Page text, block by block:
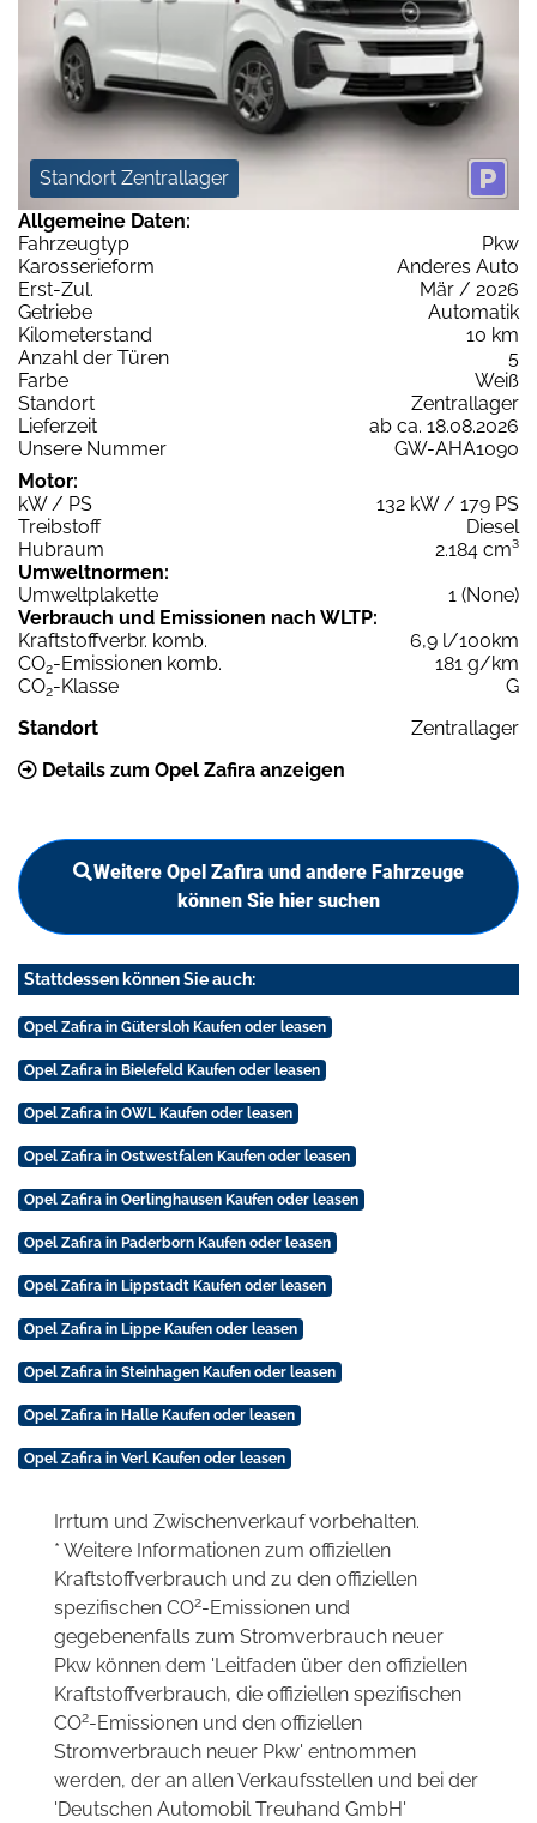
Standort Zentrallager
Allgemeine Daten:
Fahrzeugtyp
Pkw
Karosserieform
Anderes Auto
Erst-Zul.
Mär / 2026
Getriebe
Automatik
Kilometerstand
10 km
Anzahl der Türen
5
Farbe
Weiß
Standort
Zentrallager
Lieferzeit
ab ca. 18.08.2026
Unsere Nummer
GW-AHA1090
Motor:
kW / PS
132 kW / 179 PS
Treibstoff
Diesel
Hubraum
2.184 cm³
Umweltnormen:
Umweltplakette
1 (None)
Verbrauch und Emissionen nach WLTP:
Kraftstoffverbr. komb.
6,9 l/100km
CO2-Emissionen komb.
181 g/km
CO2-Klasse
G
Standort
Zentrallager
Details zum Opel Zafira anzeigen
Weitere Opel Zafira und andere Fahrzeuge
können Sie hier suchen
Stattdessen können Sie auch:
Opel Zafira in Gütersloh Kaufen oder leasen
Opel Zafira in Bielefeld Kaufen oder leasen
Opel Zafira in OWL Kaufen oder leasen
Opel Zafira in Ostwestfalen Kaufen oder leasen
Opel Zafira in Oerlinghausen Kaufen oder leasen
Opel Zafira in Paderborn Kaufen oder leasen
Opel Zafira in Lippstadt Kaufen oder leasen
Opel Zafira in Lippe Kaufen oder leasen
Opel Zafira in Steinhagen Kaufen oder leasen
Opel Zafira in Halle Kaufen oder leasen
Opel Zafira in Verl Kaufen oder leasen
Irrtum und Zwischenverkauf vorbehalten.
* Weitere Informationen zum offiziellen
Kraftstoffverbrauch und zu den offiziellen
spezifischen CO2-Emissionen und
gegebenenfalls zum Stromverbrauch neuer
Pkw können dem 'Leitfaden über den offiziellen
Kraftstoffverbrauch, die offiziellen spezifischen
CO2-Emissionen und den offiziellen
Stromverbrauch neuer Pkw' entnommen
werden, der an allen Verkaufsstellen und bei der
'Deutschen Automobil Treuhand GmbH'